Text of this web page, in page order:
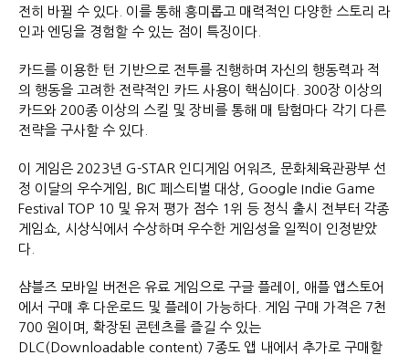
전히 바뀔 수 있다. 이를 통해 흥미롭고 매력적인 다양한 스토리 라
인과 엔딩을 경험할 수 있는 점이 특징이다.
카드를 이용한 턴 기반으로 전투를 진행하며 자신의 행동력과 적
의 행동을 고려한 전략적인 카드 사용이 핵심이다. 300장 이상의
카드와 200종 이상의 스킬 및 장비를 통해 매 탐험마다 각기 다른
전략을 구사할 수 있다.
이 게임은 2023년 G-STAR 인디게임 어워즈, 문화체육관광부 선
정 이달의 우수게임, BIC 페스티벌 대상, Google Indie Game
Festival TOP 10 및 유저 평가 점수 1위 등 정식 출시 전부터 각종
게임쇼, 시상식에서 수상하며 우수한 게임성을 일찍이 인정받았
다.
샴블즈 모바일 버전은 유료 게임으로 구글 플레이, 애플 앱스토어
에서 구매 후 다운로드 및 플레이 가능하다. 게임 구매 가격은 7천
700 원이며, 확장된 콘텐츠를 즐길 수 있는
DLC(Downloadable content) 7종도 앱 내에서 추가로 구매할